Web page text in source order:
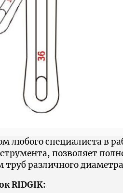
специалиста в
позволяет
различного
RIDGIK: